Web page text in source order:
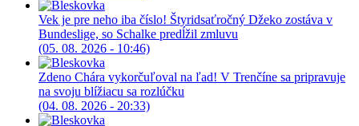
Vek je pre neho iba číslo! Štyridsaťročný Džeko zostáva v
Bundeslige, so Schalke predĺžil zmluvu
(05. 08. 2026 - 10:46)
Zdeno Chára vykorčuľoval na ľad! V Trenčíne sa pripravuje
na svoju blížiacu sa rozlúčku
(04. 08. 2026 - 20:33)